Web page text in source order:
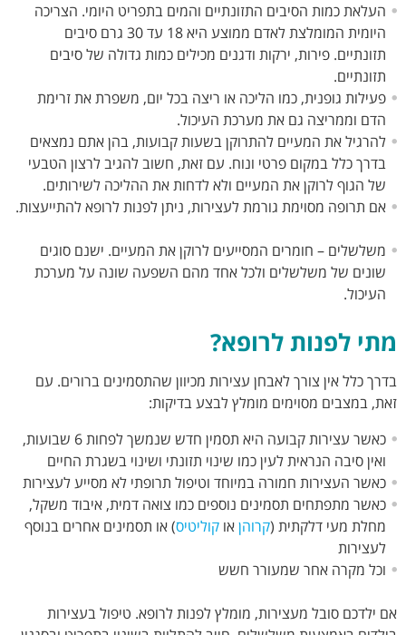
העלאת כמות הסיבים התזונתיים והמים בתפריט היומי. הצריכה
היומית המומלצת לאדם ממוצע היא 18 עד 30 גרם סיבים
תזונתיים. פירות, ירקות ודגנים מכילים כמות גדולה של סיבים
תזונתיים.
פעילות גופנית, כמו הליכה או ריצה בכל יום, משפרת את זרימת
הדם וממריצה גם את מערכת העיכול.
להרגיל את המעיים להתרוקן בשעות קבועות, בהן אתם נמצאים
בדרך כלל במקום פרטי ונוח. עם זאת, חשוב להגיב לרצון הטבעי
של הגוף לרוקן את המעיים ולא לדחות את ההליכה לשירותים.
אם תרופה מסוימת גורמת לעצירות, ניתן לפנות לרופא להתייעצות.
משלשלים – חומרים המסייעים לרוקן את המעיים. ישנם סוגים
שונים של משלשלים ולכל אחד מהם השפעה שונה על מערכת
העיכול.
מתי לפנות לרופא?
בדרך כלל אין צורך לאבחן עצירות מכיוון שהתסמינים ברורים. עם
זאת, במצבים מסוימים מומלץ לבצע בדיקות:
כאשר עצירות קבועה היא תסמין חדש שנמשך לפחות 6 שבועות,
ואין סיבה הנראית לעין כמו שינוי תזונתי ושינוי בשגרת החיים
כאשר העצירות חמורה במיוחד וטיפול תרופתי לא מסייע לעצירות
כאשר מתפתחים תסמינים נוספים כמו צואה דמית, איבוד משקל,
מחלת מעי דלקתית (קרוהן או קוליטיס) או תסמינים אחרים בנוסף
לעצירות
וכל מקרה אחר שמעורר חשש
אם ילדכם סובל מעצירות, מומלץ לפנות לרופא. טיפול בעצירות